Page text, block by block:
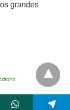
grandes